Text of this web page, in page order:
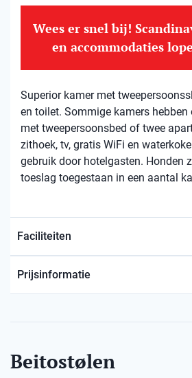
Wees er snel bij!
en accommodaties
Superior kamer met
en toilet. Sommige kamers hebben
met tweepersoonsbed of twee
zithoek, tv, gratis WiFi en
gebruik door hotelgasten. Honden
toeslag toegestaan ​​in een aantal
Faciliteiten
Prijsinformatie
Beitostølen